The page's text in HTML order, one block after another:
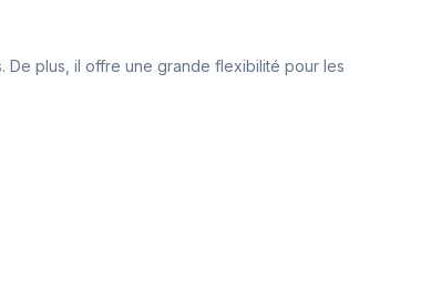
De plus, il offre une grande flexibilité pour les